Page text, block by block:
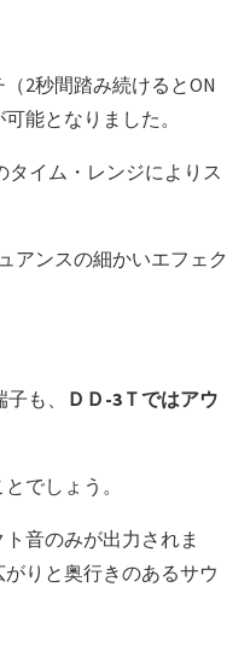
2秒間踏み続けるとON
能となりました。
タイム・レンジによりス
アンスの細かいエフェク
も、
ＤＤ-3Ｔではアウ
でしょう。
音のみが出力されま
りと奥行きのあるサウ